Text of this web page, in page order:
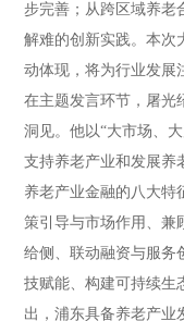
步完善；从跨区域养老
解难的创新实践。本次
动体现，将为行业发展
在主题发言环节，屠光
洞见。他以“大市场、
支持养老产业和发展养
养老产业金融的八大特
策引导与市场作用、兼
给侧、联动融资与服务
技赋能、构建可持续生
出，浦东具备养老产业